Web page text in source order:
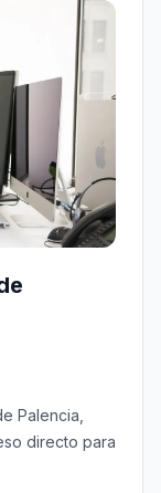
Palencia,
directo para